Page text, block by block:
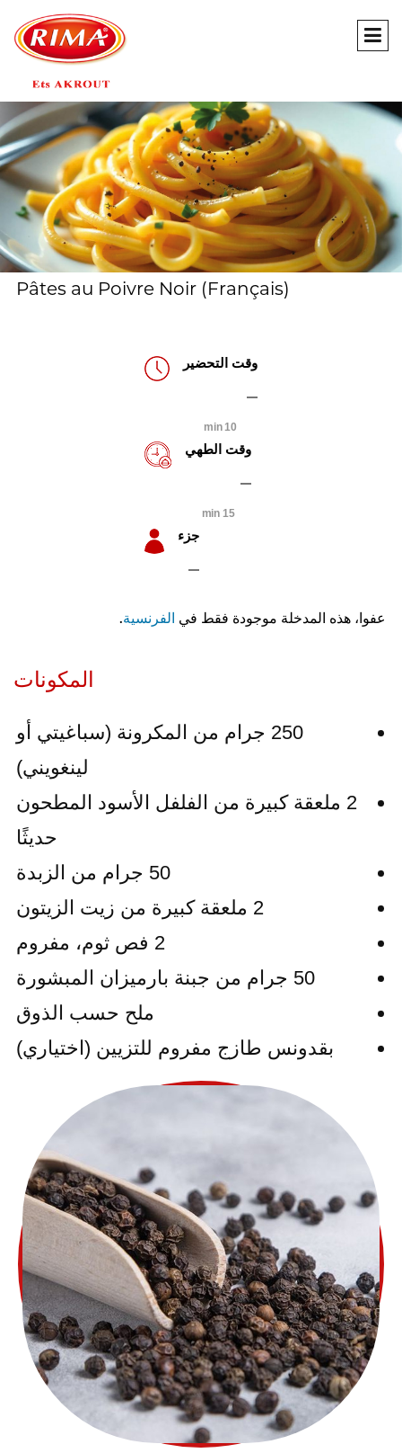
(Français) Pâtes au Poivre Noir
وقت التحضير
10 min
وقت الطهي
15 min
جزء
عفوا، هذه المدخلة موجودة فقط في الفرنسية.
المكونات
250 جرام من المكرونة (سباغيتي أو
لينغويني)
2 ملعقة كبيرة من الفلفل الأسود المطحون
حديثًا
50 جرام من الزبدة
2 ملعقة كبيرة من زيت الزيتون
2 فص ثوم، مفروم
50 جرام من جبنة بارميزان المبشورة
ملح حسب الذوق
بقدونس طازج مفروم للتزيين (اختياري)